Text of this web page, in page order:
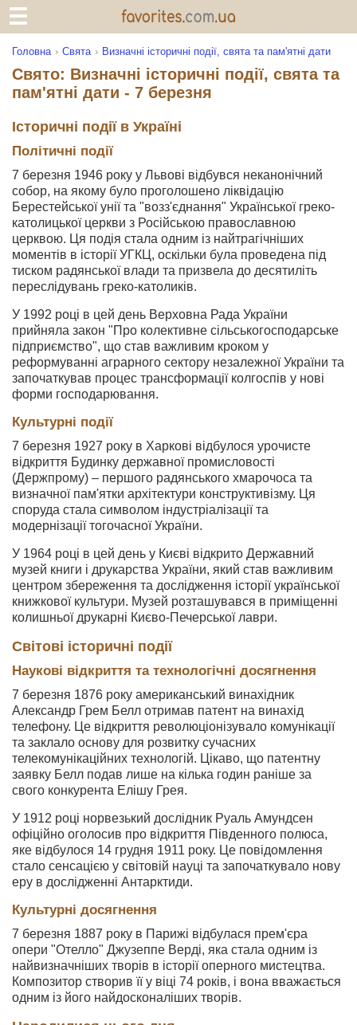
Головна Свята Визначні історичні події, свята та пам'ятні дати
Свято: Визначні історичні події, свята та
пам'ятні дати - 7 березня
Історичні події в Україні
Політичні події
7 березня 1946 року у Львові відбувся неканонічний
собор, на якому було проголошено ліквідацію
Берестейської унії та "возз'єднання" Української греко-
католицької церкви з Російською православною
церквою. Ця подія стала одним із найтрагічніших
моментів в історії УГКЦ, оскільки була проведена під
тиском радянської влади та призвела до десятиліть
переслідувань греко-католиків.
У 1992 році в цей день Верховна Рада України
прийняла закон "Про колективне сільськогосподарське
підприємство", що став важливим кроком у
реформуванні аграрного сектору незалежної України та
започаткував процес трансформації колгоспів у нові
форми господарювання.
Культурні події
7 березня 1927 року в Харкові відбулося урочисте
відкриття Будинку державної промисловості
(Держпрому) – першого радянського хмарочоса та
визначної пам'ятки архітектури конструктивізму. Ця
споруда стала символом індустріалізації та
модернізації тогочасної України.
У 1964 році в цей день у Києві відкрито Державний
музей книги і друкарства України, який став важливим
центром збереження та дослідження історії української
книжкової культури. Музей розташувався в приміщенні
колишньої друкарні Києво-Печерської лаври.
Світові історичні події
Наукові відкриття та технологічні досягнення
7 березня 1876 року американський винахідник
Александр Грем Белл отримав патент на винахід
телефону. Це відкриття революціонізувало комунікації
та заклало основу для розвитку сучасних
телекомунікаційних технологій. Цікаво, що патентну
заявку Белл подав лише на кілька годин раніше за
свого конкурента Елішу Грея.
У 1912 році норвезький дослідник Руаль Амундсен
офіційно оголосив про відкриття Південного полюса,
яке відбулося 14 грудня 1911 року. Це повідомлення
стало сенсацією у світовій науці та започаткувало нову
еру в дослідженні Антарктиди.
Культурні досягнення
7 березня 1887 року в Парижі відбулася прем'єра
опери "Отелло" Джузеппе Верді, яка стала одним із
найвизначніших творів в історії оперного мистецтва.
Композитор створив її у віці 74 років, і вона вважається
одним із його найдосконаліших творів.